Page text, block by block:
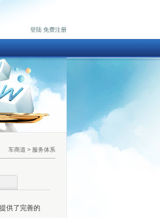
登陆 免费注册
车商道 > 服务体系
供了完善的